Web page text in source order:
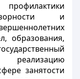
и
образования,
занятости